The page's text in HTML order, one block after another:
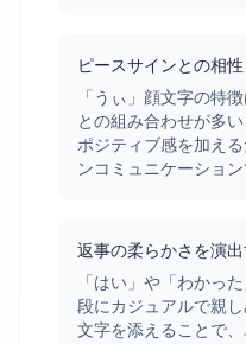
ピースサインとの相性
「うぃ」顔文字の特
との組み合わせが多
ポジティブ感を加え
ンコミュニケーショ
返事の柔らかさを演
「はい」や「わかっ
段にカジュアルで親
文字を添えることで